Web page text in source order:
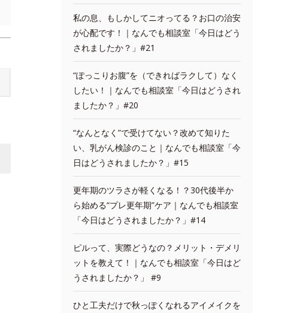
私の息、もしかしてニオってる？お口の治安
が心配です！｜なんでも相談室「今日はどう
されましたか？」#21
“ぽっこりお腹”を（できればラクして）なく
したい！｜なんでも相談室「今日はどうされ
ましたか？」#20
“なんとなく”で受けてない？改めて知りた
い、乳がん検診のこと｜なんでも相談室「今
日はどうされましたか？」#15
更年期のツラさが軽くなる！？30代後半か
ら始める“プレ更年期”ケア｜なんでも相談室
「今日はどうされましたか？」#14
ピルって、実際どうなの？メリット・デメリ
ットを教えて！｜なんでも相談室「今日はど
うされましたか？」 #9
ひと工夫だけで秋っぽくなれるアイメイクを